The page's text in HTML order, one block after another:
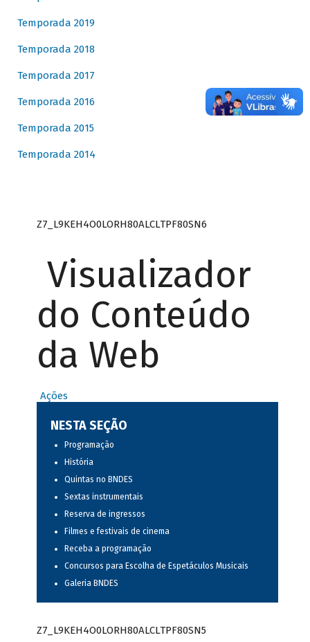
Temporada 2019
Temporada 2018
Temporada 2017
Temporada 2016
Temporada 2015
Temporada 2014
Z7_L9KEH4O0LORH80ALCLTPF80SN6
Visualizador
do Conteúdo
da Web
Ações
NESTA SEÇÃO
Programação
História
Quintas no BNDES
Sextas instrumentais
Reserva de ingressos
Filmes e festivais de cinema
Receba a programação
Concursos para Escolha de Espetáculos Musicais
Galeria BNDES
Z7_L9KEH4O0LORH80ALCLTPF80SN5